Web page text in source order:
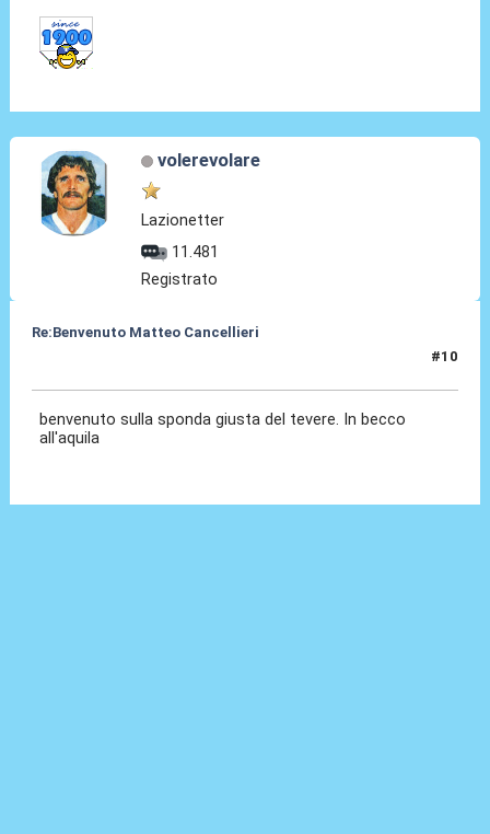
volerevolare
Lazionetter
11.481
Registrato
Re:Benvenuto Matteo Cancellieri
#10
benvenuto sulla sponda giusta del tevere. In becco
all'aquila